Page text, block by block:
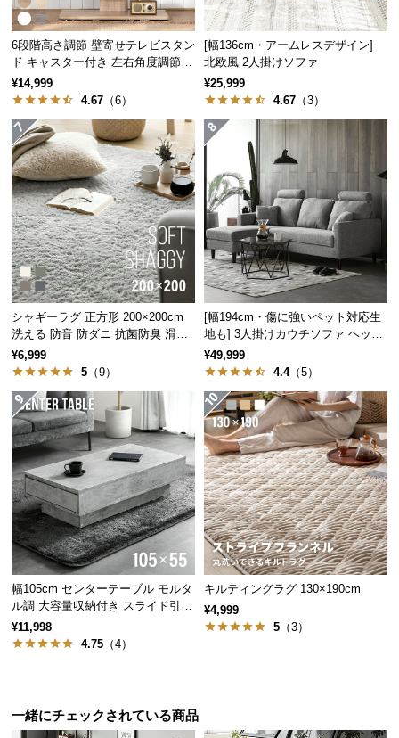
つ
い
て
会
員
規
約
に
つ
い
て
お
客
ト
お
知
せ
6段階高さ調節 壁寄せテレビスタン
ド キャスター付き 左右角度調節機
能
¥14,999
4.67 （6）
[幅136cm・アームレスデザイン]
北欧風 2人掛けソファ
¥25,999
4.67 （3）
シャギーラグ 正方形 200×200cm
洗える 防音 防ダニ 抗菌防臭 滑り
止め付き
¥6,999
5 （9）
[幅194cm・傷に強いペット対応生
地も] 3人掛けカウチソファ ヘッド
レスト付 レイアウト自由 広々設計
¥49,999
4.4（5）
幅105cm センターテーブル モルタ
ル調 大容量収納付き スライド引き
出し2杯
¥11,998
4.75 （4）
キルティングラグ 130×190cm
¥4,999
5 （3）
一緒にチェックされている商品